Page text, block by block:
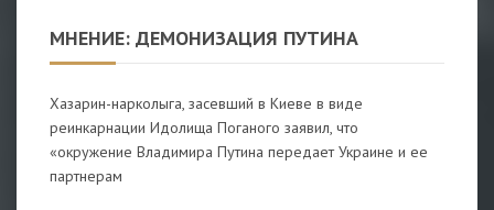
МНЕНИЕ: ДЕМОНИЗАЦИЯ ПУТИНА
Хазарин-нарколыга, засевший в Киеве в виде
реинкарнации Идолища Поганого заявил, что
«окружение Владимира Путина передает Украине и ее
партнерам